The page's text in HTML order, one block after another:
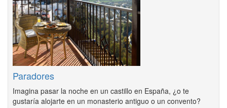
Paradores
Imagina pasar la noche en un castillo en España, ¿o te
gustaría alojarte en un monasterio antiguo o un convento?